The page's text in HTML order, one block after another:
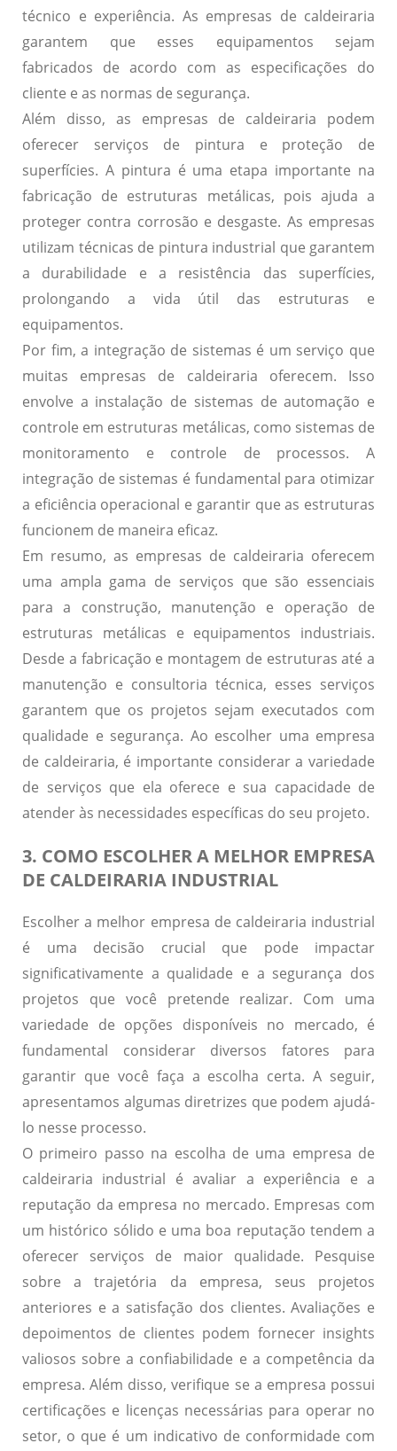
técnico e experiência. As empresas de caldeiraria
garantem que esses equipamentos sejam
fabricados de acordo com as especificações do
cliente e as normas de segurança.
Além disso, as empresas de caldeiraria podem
oferecer serviços de pintura e proteção de
superfícies. A pintura é uma etapa importante na
fabricação de estruturas metálicas, pois ajuda a
proteger contra corrosão e desgaste. As empresas
utilizam técnicas de pintura industrial que garantem
a durabilidade e a resistência das superfícies,
prolongando a vida útil das estruturas e
equipamentos.
Por fim, a integração de sistemas é um serviço que
muitas empresas de caldeiraria oferecem. Isso
envolve a instalação de sistemas de automação e
controle em estruturas metálicas, como sistemas de
monitoramento e controle de processos. A
integração de sistemas é fundamental para otimizar
a eficiência operacional e garantir que as estruturas
funcionem de maneira eficaz.
Em resumo, as empresas de caldeiraria oferecem
uma ampla gama de serviços que são essenciais
para a construção, manutenção e operação de
estruturas metálicas e equipamentos industriais.
Desde a fabricação e montagem de estruturas até a
manutenção e consultoria técnica, esses serviços
garantem que os projetos sejam executados com
qualidade e segurança. Ao escolher uma empresa
de caldeiraria, é importante considerar a variedade
de serviços que ela oferece e sua capacidade de
atender às necessidades específicas do seu projeto.
3. COMO ESCOLHER A MELHOR EMPRESA
DE CALDEIRARIA INDUSTRIAL
Escolher a melhor empresa de caldeiraria industrial
é uma decisão crucial que pode impactar
significativamente a qualidade e a segurança dos
projetos que você pretende realizar. Com uma
variedade de opções disponíveis no mercado, é
fundamental considerar diversos fatores para
garantir que você faça a escolha certa. A seguir,
apresentamos algumas diretrizes que podem ajudá-
lo nesse processo.
O primeiro passo na escolha de uma empresa de
caldeiraria industrial é avaliar a experiência e a
reputação da empresa no mercado. Empresas com
um histórico sólido e uma boa reputação tendem a
oferecer serviços de maior qualidade. Pesquise
sobre a trajetória da empresa, seus projetos
anteriores e a satisfação dos clientes. Avaliações e
depoimentos de clientes podem fornecer insights
valiosos sobre a confiabilidade e a competência da
empresa. Além disso, verifique se a empresa possui
certificações e licenças necessárias para operar no
setor, o que é um indicativo de conformidade com